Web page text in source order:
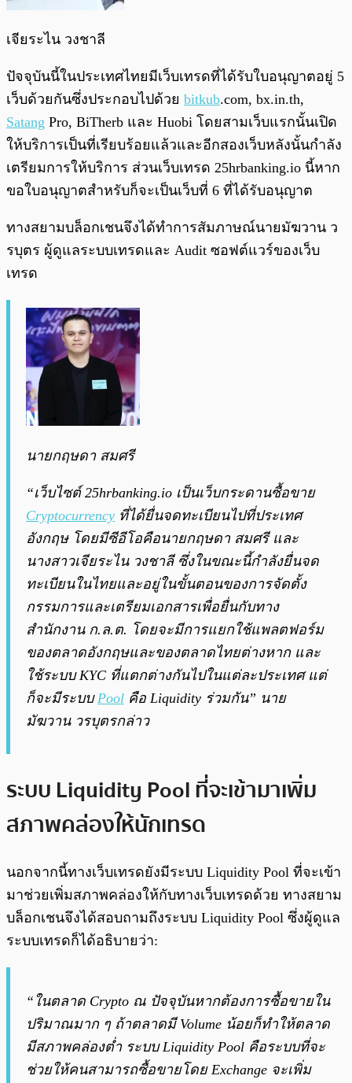
เจียระไน วงชาลี
ปัจจุบันนี้ในประเทศไทยมีเว็บเทรดที่ได้รับใบอนุญาตอยู่ 5
เว็บด้วยกันซึ่งประกอบไปด้วย bitkub.com, bx.in.th,
Satang Pro, BiTherb และ Huobi โดยสามเว็บแรกนั้นเปิด
ให้บริการเป็นที่เรียบร้อยแล้วและอีกสองเว็บหลังนั้นกำลัง
เตรียมการให้บริการ ส่วนเว็บเทรด 25hrbanking.io นี้หาก
ขอใบอนุญาตสำหรับก็จะเป็นเว็บที่ 6 ที่ได้รับอนุญาต
ทางสยามบล็อกเชนจึงได้ทำการสัมภาษณ์นายมัฆวาน ว
รบุตร ผู้ดูแลระบบเทรดและ Audit ซอฟต์แวร์ของเว็บ
เทรด
นายกฤษดา สมศรี
“เว็บไซต์ 25hrbanking.io เป็นเว็บกระดานซื้อขาย
Cryptocurrency ที่ได้ยื่นจดทะเบียนไปที่ประเทศ
อังกฤษ โดยมีซีอีโอคือนายกฤษดา สมศรี และ
นางสาวเจียระไน วงชาลี ซึ่งในขณะนี้กำลังยื่นจด
ทะเบียนในไทยและอยู่ในขั้นตอนของการจัดตั้ง
กรรมการและเตรียมเอกสารเพื่อยื่นกับทาง
สำนักงาน ก.ล.ต. โดยจะมีการแยกใช้แพลตฟอร์ม
ของตลาดอังกฤษและของตลาดไทยต่างหาก และ
ใช้ระบบ KYC ที่แตกต่างกันไปในแต่ละประเทศ แต่
ก็จะมีระบบPool คือ Liquidity ร่วมกัน” นาย
มัฆวาน วรบุตรกล่าว
ระบบ Liquidity Pool ที่จะเข้ามาเพิ่ม
สภาพคล่องให้นักเทรด
นอกจากนี้ทางเว็บเทรดยังมีระบบ Liquidity Pool ที่จะเข้า
มาช่วยเพิ่มสภาพคล่องให้กับทางเว็บเทรดด้วย ทางสยาม
บล็อกเชนจึงได้สอบถามถึงระบบ Liquidity Pool ซึ่งผู้ดูแล
ระบบเทรดก็ได้อธิบายว่า:
“ในตลาด Crypto ณ ปัจจุบันหากต้องการซื้อขายใน
ปริมาณมาก ๆ ถ้าตลาดมี Volume น้อยก็ทำให้ตลาด
มีสภาพคล่องต่ำ ระบบ Liquidity Pool คือระบบที่จะ
ช่วยให้คนสามารถซื้อขายโดย Exchange จะเพิ่ม